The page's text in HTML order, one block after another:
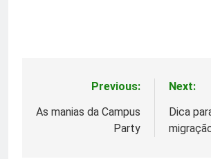
navigation
Previous:
As manias da Campus
Party
Next:
Dica